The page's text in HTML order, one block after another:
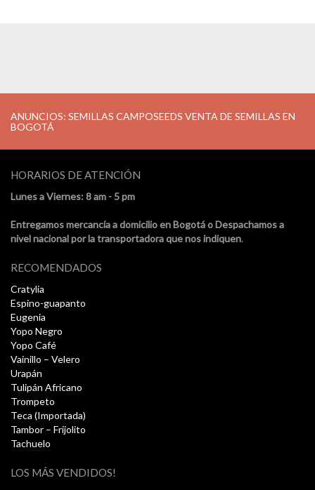
ANUNCIOS: SEMILLAS CAMPOSEEDS VENTA DE SEMILLAS EN
BOGOTÁ
HORARIOS DE ATENCIÓN
Lunes a Viernes: 8 am - 5 pm
Entregamos mercancía a domicilio en Bogotá o Despachamos a
nivel nacional por la transportadora que nos indiquen.
RECOMENDADOS
Cratylia
Espino-guapanto
Eugenia
Yopo Negro
Yopo Café
Vainillo – Velero
Urapán
Tulipán Africano
Trompeto
Teca (Importada)
Tambor – Frijolito
Tachuelo
LOS MÁS VENDIDOS!